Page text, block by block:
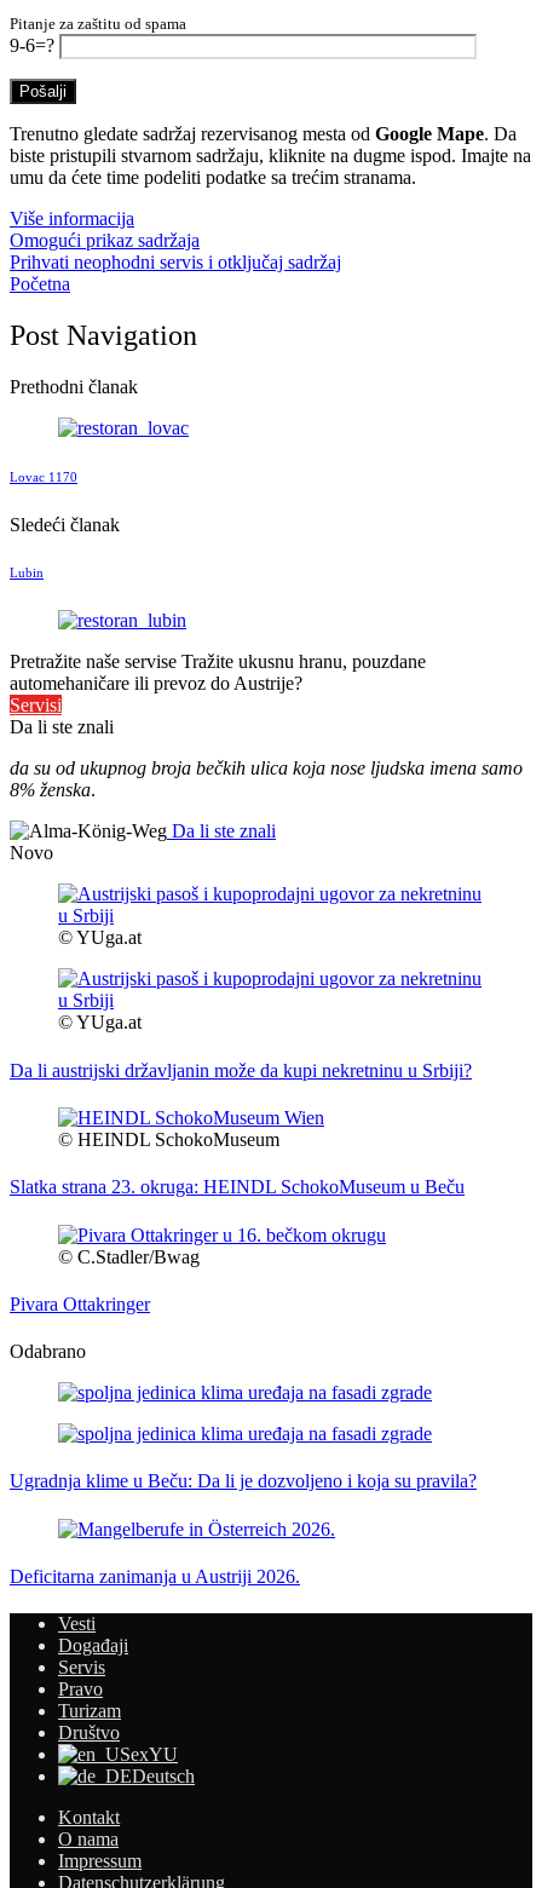
Pitanje za zaštitu od spama
9-6=?
Trenutno gledate sadržaj rezervisanog mesta od Google Mape. Da
biste pristupili stvarnom sadržaju, kliknite na dugme ispod. Imajte na
umu da ćete time podeliti podatke sa trećim stranama.
Više informacija
Omogući prikaz sadržaja
Prihvati neophodni servis i otključaj sadržaj
Početna
Post Navigation
Prethodni članak
Lovac 1170
Sledeći članak
Lubin
Pretražite naše servise Tražite ukusnu hranu, pouzdane
automehaničare ili prevoz do Austrije?
Servisi
Da li ste znali
da su od ukupnog broja bečkih ulica koja nose ljudska imena samo
8% ženska.
Da li ste znali
Novo
© YUga.at
© YUga.at
Da li austrijski državljanin može da kupi nekretninu u Srbiji?
© HEINDL SchokoMuseum
Slatka strana 23. okruga: HEINDL SchokoMuseum u Beču
© C.Stadler/Bwag
Pivara Ottakringer
Odabrano
Ugradnja klime u Beču: Da li je dozvoljeno i koja su pravila?
Deficitarna zanimanja u Austriji 2026.
Vesti
Događaji
Servis
Pravo
Turizam
Društvo
exYU
Deutsch
Kontakt
O nama
Impressum
Datenschutzerklärung